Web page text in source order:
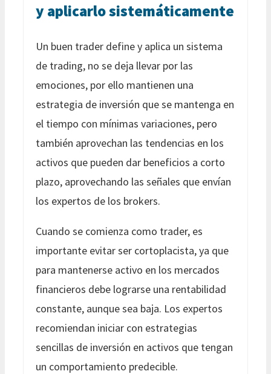
y aplicarlo sistemáticamente
Un buen trader define y aplica un sistema
de trading, no se deja llevar por las
emociones, por ello mantienen una
estrategia de inversión que se mantenga en
el tiempo con mínimas variaciones, pero
también aprovechan las tendencias en los
activos que pueden dar beneficios a corto
plazo, aprovechando las señales que envían
los expertos de los brokers.
Cuando se comienza como trader, es
importante evitar ser cortoplacista, ya que
para mantenerse activo en los mercados
financieros debe lograrse una rentabilidad
constante, aunque sea baja. Los expertos
recomiendan iniciar con estrategias
sencillas de inversión en activos que tengan
un comportamiento predecible.